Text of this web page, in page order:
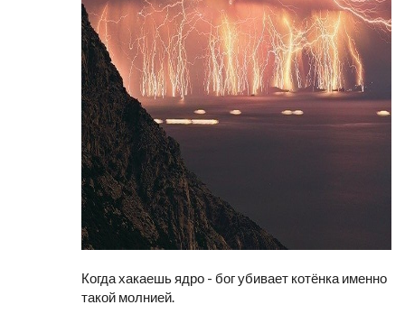
Когда хакаешь ядро - бог убивает котёнка именно
такой молнией.